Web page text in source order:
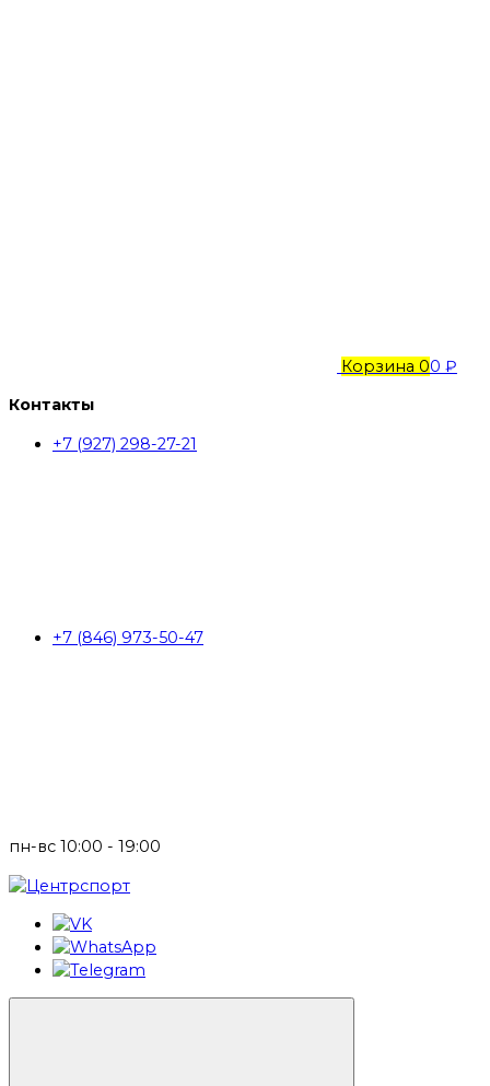
Корзина 00 ₽
Контакты
+7 (927) 298-27-21
+7 (846) 973-50-47
пн-вс 10:00 - 19:00